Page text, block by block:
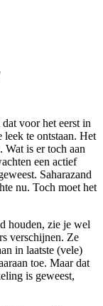
voor het eerst in
leek te ontstaan. Het
Wat is er toch aan
een actief
Saharazand
nu. Toch moet het
houden, zie je wel
verschijnen. Ze
in laatste (vele)
toe. Maar dat
is geweest,